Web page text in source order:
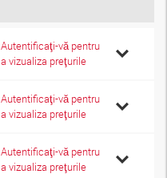
Autentificaţi-vă pentru
a vizualiza preţurile
Autentificaţi-vă pentru
a vizualiza preţurile
Autentificaţi-vă pentru
a vizualiza preţurile